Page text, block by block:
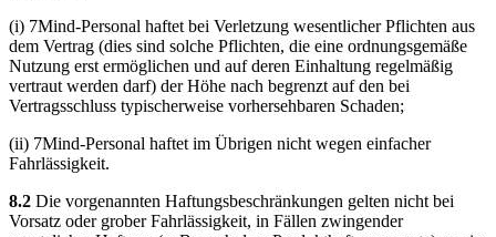
(i) 7Mind-Personal haftet bei Verletzung wesentlicher Pflichten aus
dem Vertrag (dies sind solche Pflichten, die eine ordnungsgemäße
Nutzung erst ermöglichen und auf deren Einhaltung regelmäßig
vertraut werden darf) der Höhe nach begrenzt auf den bei
Vertragsschluss typischerweise vorhersehbaren Schaden;
(ii) 7Mind-Personal haftet im Übrigen nicht wegen einfacher
Fahrlässigkeit.
8.2 Die vorgenannten Haftungsbeschränkungen gelten nicht bei
Vorsatz oder grober Fahrlässigkeit, in Fällen zwingender